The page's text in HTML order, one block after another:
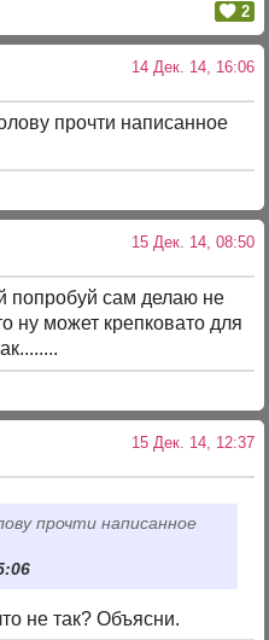
2
14 Дек. 14, 16:06
прочти написанное
15 Дек. 14, 08:50
попробуй сам делаю не
ну может крепковато для
15 Дек. 14, 12:37
прочти написанное
не так? Объясни.